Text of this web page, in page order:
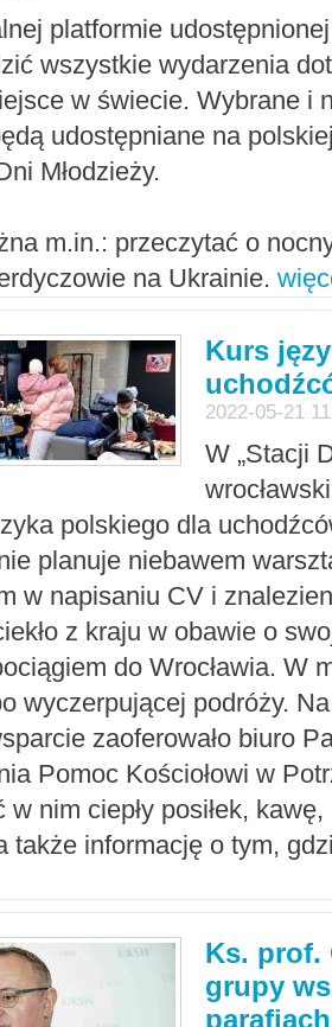
platformie
wszystkie wydarzenia
w świecie. Wybrane i
udostępniane na
Młodzieży.
m.in.: przeczytać o
na Ukrainie.
Kurs
2022-05-21
W „Stacji
polskiego dla
planuje niebawem
w napisaniu CV i
z kraju w obawie o
do Wrocławia. W
wyczerpującej podróży.
zaoferowało biuro
Pomoc Kościołowi w
w nim ciepły posiłek,
także informację o tym,
Ks. prof.
grupy
parafiach